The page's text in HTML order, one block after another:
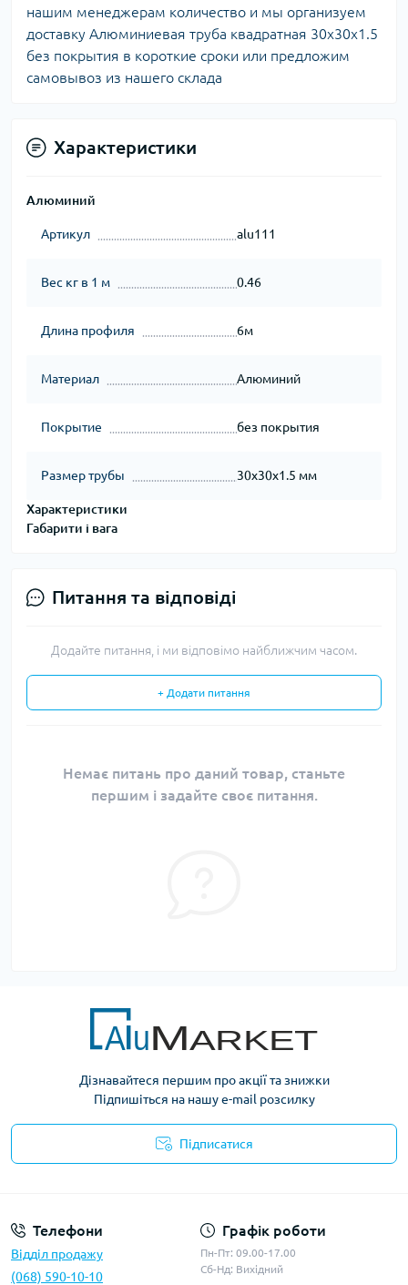
нашим менеджерам количество и мы организуем
доставку Алюминиевая труба квадратная 30х30х1.5
без покрытия в короткие сроки или предложим
самовывоз из нашего склада
Характеристики
Алюминий
Артикул alu111
Вес кг в 1 м 0.46
Длина профиля 6м
Материал Алюминий
Покрытие без покрытия
Размер трубы 30х30х1.5 мм
Характеристики
Габарити і вага
Питання та відповіді
Додайте питання, і ми відповімо найближчим часом.
+ Додати питання
Немає питань про даний товар, станьте
першим і задайте своє питання.
Дізнавайтеся першим про акції та знижки
Підпишіться на нашу e-mail розсилку
Підписатися
Телефони
Відділ продажу
(068) 590-10-10
Графік роботи
Пн-Пт: 09.00-17.00
Сб-Нд: Вихідний